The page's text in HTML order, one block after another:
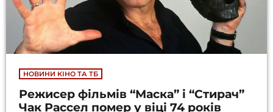
НОВИНИ КІНО ТА ТБ
Режисер фільмів “Маска” і “Стирач”
Чак Рассел помер у віці 74 років